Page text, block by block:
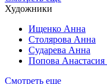
Художники
Ищенко Анна
Столярова Анна
Сударева Анна
Попова Анастасия
Смотреть еще